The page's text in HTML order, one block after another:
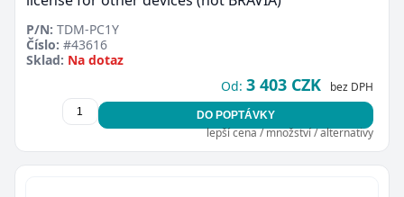
P/N: TDM-PC1Y
Číslo: #43616
Sklad: Na dotaz
Od: 3 403 CZK bez DPH
DO POPTÁVKY
lepší cena / množství / alternativy